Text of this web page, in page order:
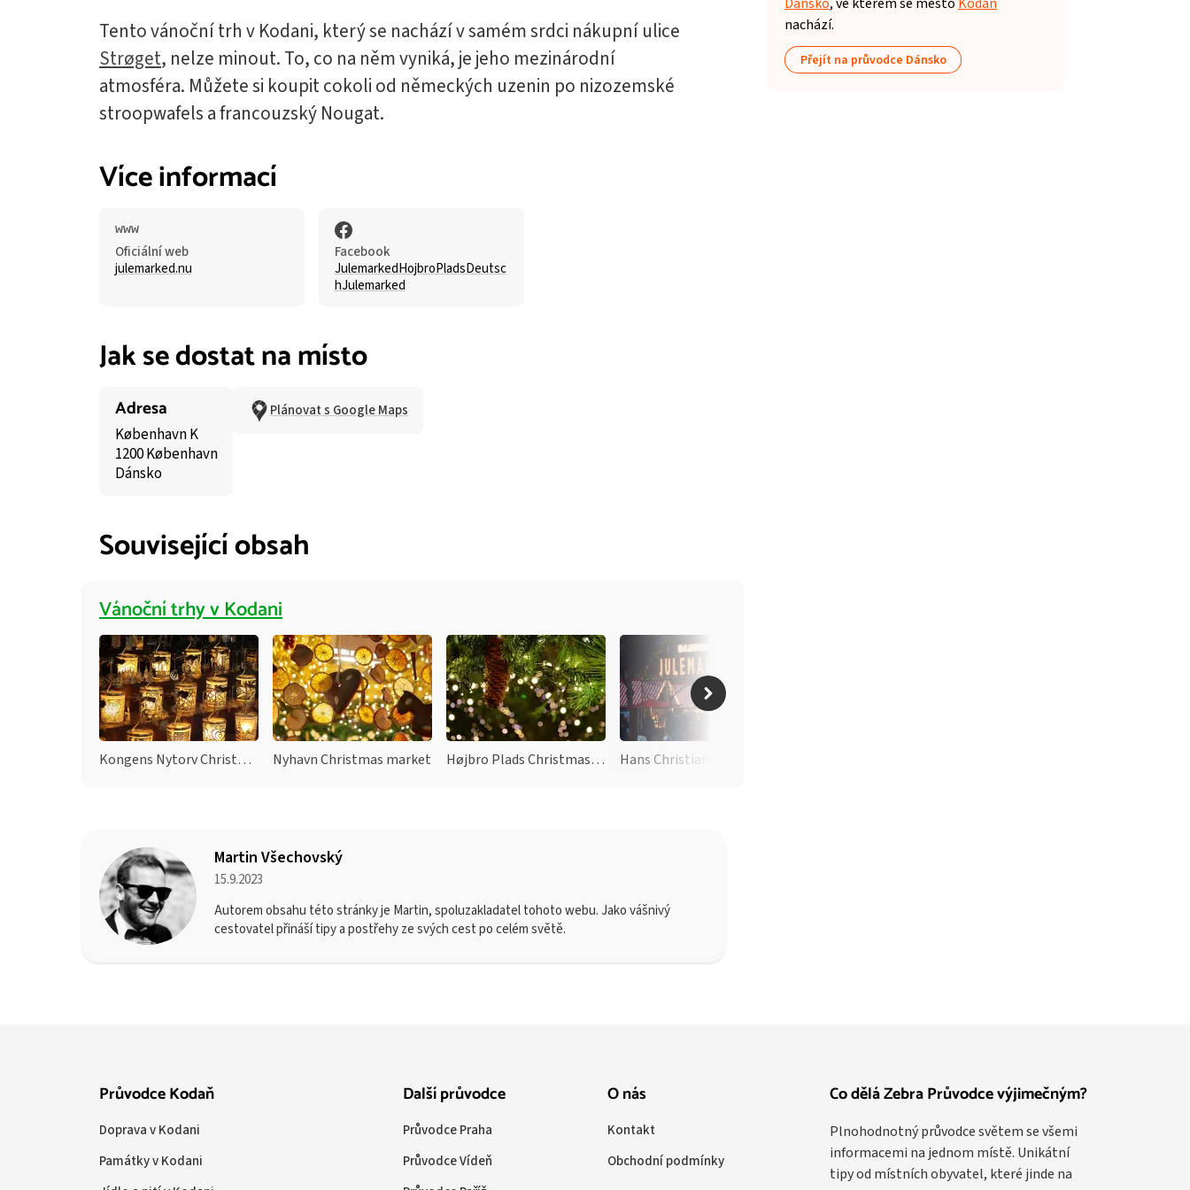
Tento vánoční trh v Kodani, který se nachází v samém srdci nákupní ulice
Strøget, nelze minout. To, co na něm vyniká, je jeho mezinárodní
atmosféra. Můžete si koupit cokoli od německých uzenin po nizozemské
stroopwafels a francouzský Nougat.
Více informací
Oficiální web
julemarked.nu
Facebook
JulemarkedHojbroPladsDeutsc
hJulemarked
Jak se dostat na místo
Adresa
København K
1200 København
Dánsko
Plánovat s Google Maps
Související obsah
Vánoční trhy v Kodani
Kongens Nytorv Christmas market Nyhavn Christmas market Højbro Plads Christmas market
Martin Všechovský
15.9.2023
Autorem obsahu této stránky je Martin, spoluzakladatel tohoto webu. Jako vášnivý
cestovatel přináší tipy a postřehy ze svých cest po celém světě.
nachází.
Přejít na průvodce Dánsko
Co dělá Zebra Průvodce výjimečným?
Plnohodnotný průvodce světem se všemi
informacemi na jednom místě. Unikátní
tipy od místních obyvatel, které jinde na
Průvodce Kodaň
Doprava v Kodani
Památky v Kodani
Další průvodce
Průvodce Praha
Průvodce Vídeň
O nás
Kontakt
Obchodní podmínky